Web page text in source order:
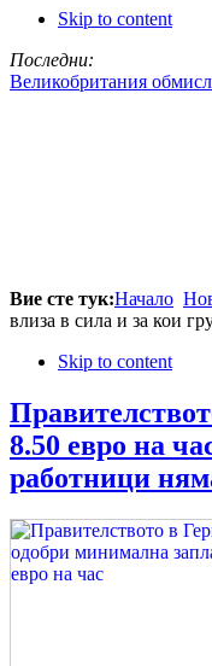
Skip to content
Последни:
Великобритания
Вие сте тук:Начало
влиза в сила и за кои
Skip to content
8.50 евро на
работници